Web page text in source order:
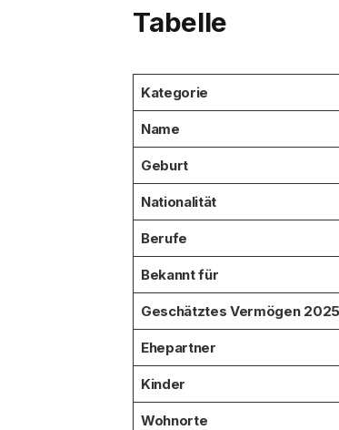
Tabelle
Kategorie
Name
Geburt
Nationalität
Berufe
Bekannt für
Geschätztes Vermögen 2025
Ehepartner
Kinder
Wohnorte